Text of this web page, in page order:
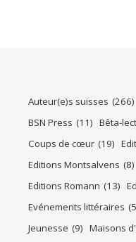
Auteur(e)s suisses (266)
BSN Press (11) Bêta-
Coups de cœur (19)
Editions Montsalvens (8)
Editions Romann (13)
Evénements littéraires
Jeunesse (9) Maisons